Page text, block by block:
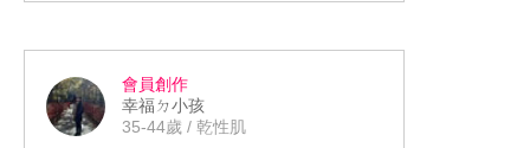
這麼強應該會比較悶不透氣 但事實上就
跟一般平時穿的高腰褲一樣親膚、無感
會員創作
幸福ㄉ小孩
35-44歲 / 乾性肌